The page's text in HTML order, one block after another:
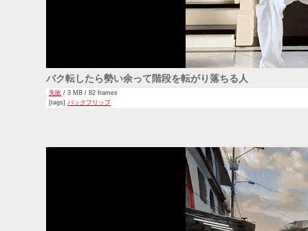
バク転したら勢い余って階段を転がり落ちる人
失敗 / 3 MB / 82 frames
[tags]バックフリップ